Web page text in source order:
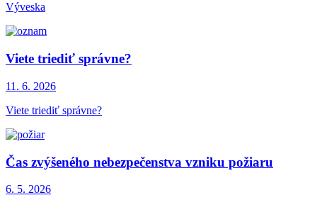
Výveska
Viete triediť správne?
11. 6. 2026
Viete triediť správne?
Čas zvýšeného nebezpečenstva vzniku požiaru
6. 5. 2026